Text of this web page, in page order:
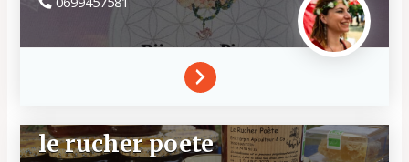
le rucher poete